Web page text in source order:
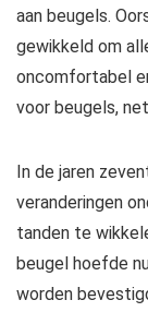
aan beugels.
gewikkeld om
oncomfortabel
voor beugels,
In de jaren
veranderingen
tanden te
beugel hoefde
worden